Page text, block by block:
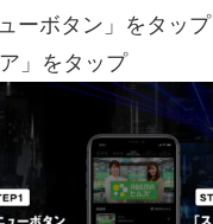
ーボタン」をタップ
」をタップ